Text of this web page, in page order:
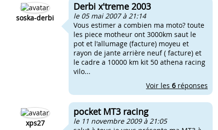
soska-derbi
Derbi x'treme 2003
le 05 mai 2007 à 21:14
Vous estimer a combien ma moto? toute
les piece motheur ont 3000km saut le
pot et l'allumage (facture) moyeu et
rayon de jante arrière neuf ( facture) et
le cadre a 10000 km kit 50 athena racing
vilo...
Voir les 6 réponses
xps27
pocket MT3 racing
le 11 novembre 2009 à 21:05